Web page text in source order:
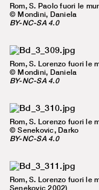
Rom, S. Paolo fuori le
© Mondini, Daniela
BY-NC-SA 4.0
Rom, S. Lorenzo fuori le
© Mondini, Daniela
BY-NC-SA 4.0
Rom, S. Lorenzo fuori le
© Senekovic, Darko
BY-NC-SA 4.0
Rom, S. Lorenzo fuori le
Senekovic 2002)